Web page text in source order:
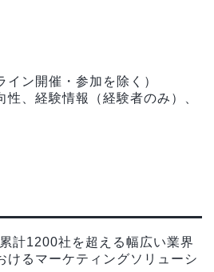
ン開催・参加を除く）
、経験情報（経験者のみ）、
計1200社を超える幅広い業界
けるマーケティングソリューシ